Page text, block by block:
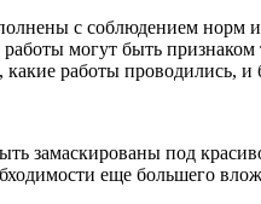
с соблюдением норм
могут быть признаком
какие работы проводились,
замаскированы под
еще большего